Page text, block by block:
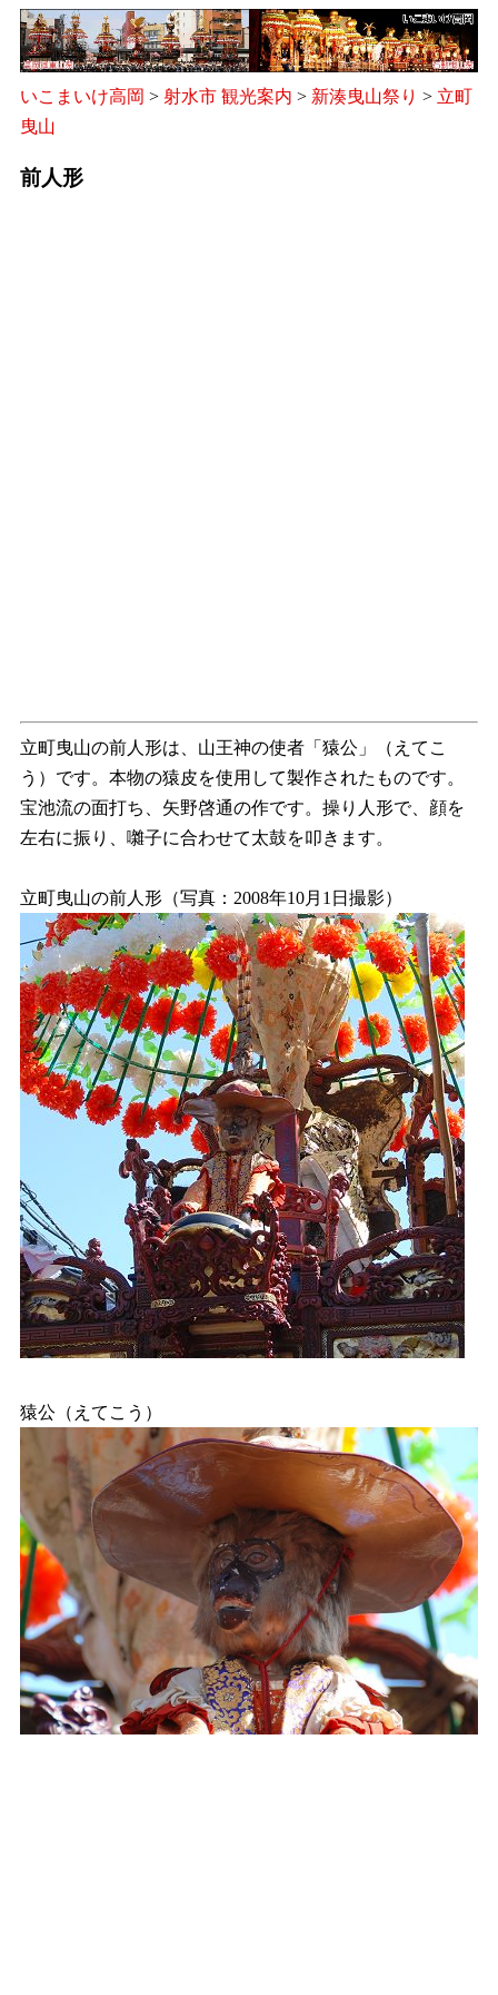
いこまいけ高岡 > 射水市 観光案内 > 新湊曳山祭り > 立町
曳山
前人形
立町曳山の前人形は、山王神の使者「猿公」（えてこ
う）です。本物の猿皮を使用して製作されたものです。
宝池流の面打ち、矢野啓通の作です。操り人形で、顔を
左右に振り、囃子に合わせて太鼓を叩きます。
立町曳山の前人形（写真：2008年10月1日撮影）
猿公（えてこう）